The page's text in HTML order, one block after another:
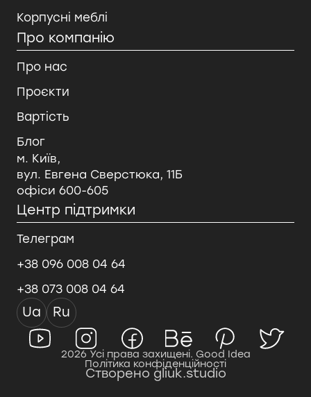
Корпусні меблі
Про компанію
Про нас
Проєкти
Вартість
Блог
м. Київ,
вул. Евгена Сверстюка, 11Б
офіси 600-605
Центр підтримки
Телеграм
+38 096 008 04 64
+38 073 008 04 64
Ua Ru
2026 Усі права захищені. Good Idea
Політика конфіденційності
Створено gliuk.studio